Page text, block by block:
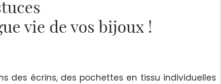
vie de vos bijoux !
des écrins, des pochettes en tissu individuelles